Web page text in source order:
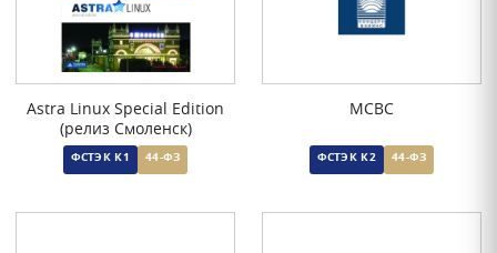
Astra Linux Special Edition
(релиз Смоленск)
ФСТЭК К1 44-ФЗ
МСВС
ФСТЭК К2 44-ФЗ